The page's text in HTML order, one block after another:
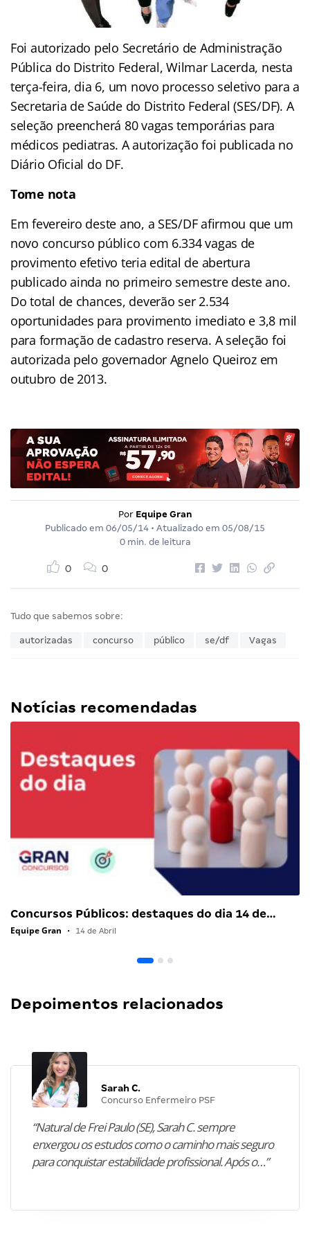
Foi autorizado pelo Secretário de Administração
Pública do Distrito Federal, Wilmar Lacerda, nesta
terça-feira, dia 6, um novo processo seletivo para a
Secretaria de Saúde do Distrito Federal (SES/DF). A
seleção preencherá 80 vagas temporárias para
médicos pediatras. A autorização foi publicada no
Diário Oficial do DF.
Tome nota
Em fevereiro deste ano, a SES/DF afirmou que um
novo concurso público com 6.334 vagas de
provimento efetivo teria edital de abertura
publicado ainda no primeiro semestre deste ano.
Do total de chances, deverão ser 2.534
oportunidades para provimento imediato e 3,8 mil
para formação de cadastro reserva. A seleção foi
autorizada pelo governador Agnelo Queiroz em
outubro de 2013.
Por Equipe Gran
Publicado em 06/05/14 • Atualizado em 05/08/15
0 min. de leitura
0 0
Tudo que sabemos sobre:
autorizadas concurso público se/df Vagas
Notícias recomendadas
Concursos Públicos: destaques do dia 14 de…
Equipe Gran • 14 de Abril
Depoimentos relacionados
Sarah C.
Concurso Enfermeiro PSF
“Natural de Frei Paulo (SE), Sarah C. sempre
enxergou os estudos como o caminho mais seguro
para conquistar estabilidade profissional. Após o…”